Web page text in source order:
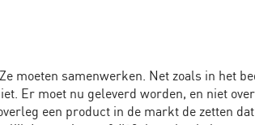
moeten samenwerken. Net zoals in het
Er moet nu geleverd worden, en niet
een product in de markt de zetten